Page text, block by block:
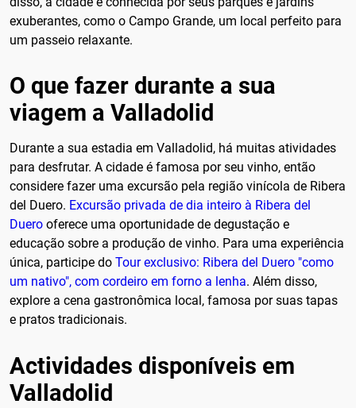
exuberantes, como o Campo Grande, um local perfeito para
um passeio relaxante.
O que fazer durante a sua
viagem a Valladolid
Durante a sua estadia em Valladolid, há muitas atividades
para desfrutar. A cidade é famosa por seu vinho, então
considere fazer uma excursão pela região vinícola de Ribera
del Duero. Excursão privada de dia inteiro à Ribera del
Duero oferece uma oportunidade de degustação e
educação sobre a produção de vinho. Para uma experiência
única, participe do Tour exclusivo: Ribera del Duero "como
um nativo", com cordeiro em forno a lenha. Além disso,
explore a cena gastronômica local, famosa por suas tapas
e pratos tradicionais.
Actividades disponíveis em
Valladolid